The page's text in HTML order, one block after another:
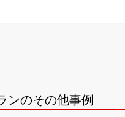
ンのその他事例